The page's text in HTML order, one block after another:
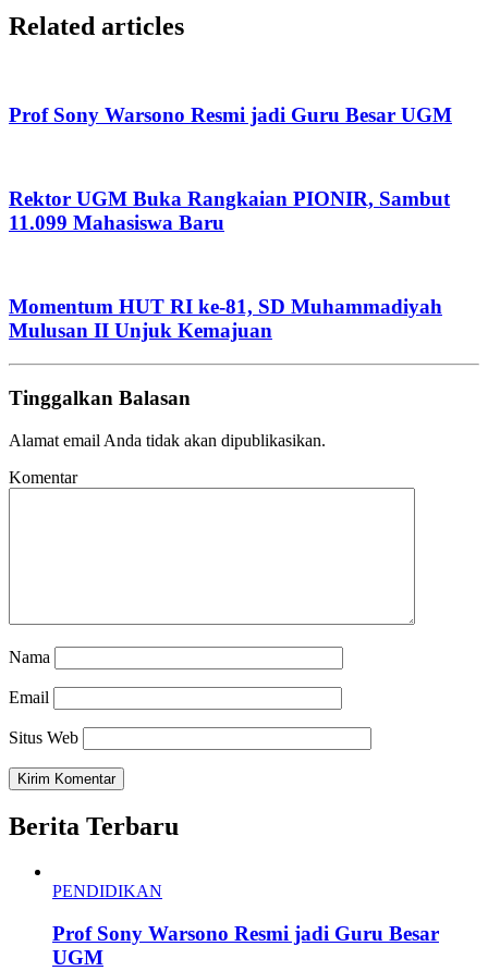
Related articles
Prof Sony Warsono Resmi jadi Guru Besar UGM
Rektor UGM Buka Rangkaian PIONIR, Sambut
11.099 Mahasiswa Baru
Momentum HUT RI ke-81, SD Muhammadiyah
Mulusan II Unjuk Kemajuan
Tinggalkan Balasan
Alamat email Anda tidak akan dipublikasikan.
Komentar
Nama
Email
Situs Web
Berita Terbaru
PENDIDIKAN
Prof Sony Warsono Resmi jadi Guru Besar
UGM